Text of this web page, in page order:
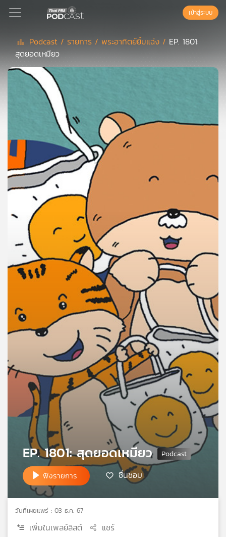
Podcast
แนะนำ
เพล
ย์
ของ
เพลง
บทความ
กิจกรรม
กับ
ไทย
เอส
เข้าสู่ระบบ
Podcast / รายการ /พระอาทิตย์ยิ้มแฉ่ง / EP. 1801:
สุดยอดเหมียว
EP. 1801: สุดยอดเหมียว
ฟังรายการ ชื่นชอบ
วันที่เผยแพร่ : 03 ธ.ค. 67
เพิ่มในเพลย์ลิสต์ แชร์